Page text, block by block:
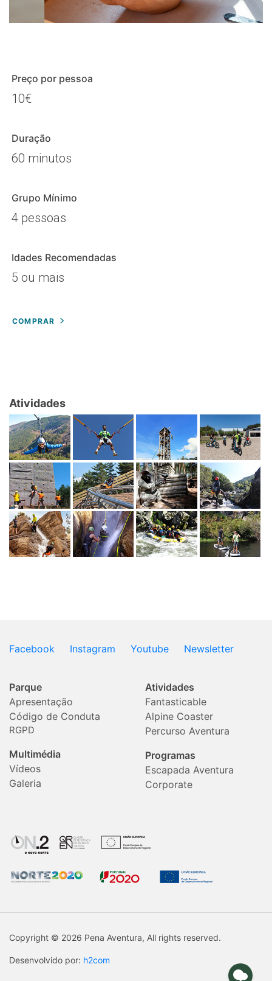
Preço por pessoa
10€
Duração
60 minutos
Grupo Mínimo
4 pessoas
Idades Recomendadas
5 ou mais
COMPRAR
Atividades
Facebook Instagram Youtube Newsletter
Parque
Apresentação
Código de Conduta
RGPD
Multimédia
Vídeos
Galeria
Atividades
Fantasticable
Alpine Coaster
Percurso Aventura
Programas
Escapada Aventura
Corporate
Copyright © 2026 Pena Aventura, All rights reserved.
Desenvolvido por: h2com